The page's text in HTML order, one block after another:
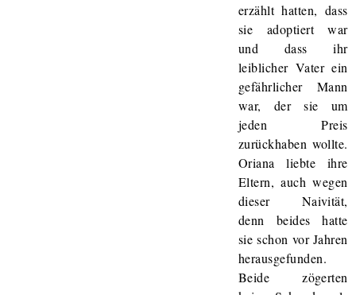
erzählt hatten, dass
sie adoptiert war
und dass ihr
leiblicher Vater ein
gefährlicher Mann
war, der sie um
jeden Preis
zurückhaben wollte.
Oriana liebte ihre
Eltern, auch wegen
dieser Naivität,
denn beides hatte
sie schon vor Jahren
herausgefunden.
Beide zögerten